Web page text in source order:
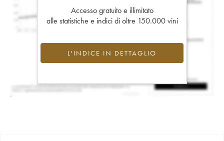
Accesso gratuito e illimitato
alle statistiche e indici di oltre 150.000 vini
L'INDICE IN DETTAGLIO